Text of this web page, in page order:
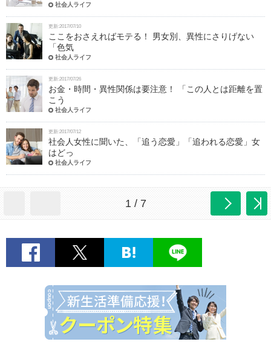
社会人ライフ
更新:2017/07/10
ここをおさえればモテる！ 男女別、異性にさりげない
「色気
社会人ライフ
更新:2017/07/26
お金・時間・異性関係は要注意！ 「この人とは距離を置
こう
社会人ライフ
更新:2017/07/12
社会人女性に聞いた、「追う恋愛」「追われる恋愛」女
はどっ
社会人ライフ
1 / 7